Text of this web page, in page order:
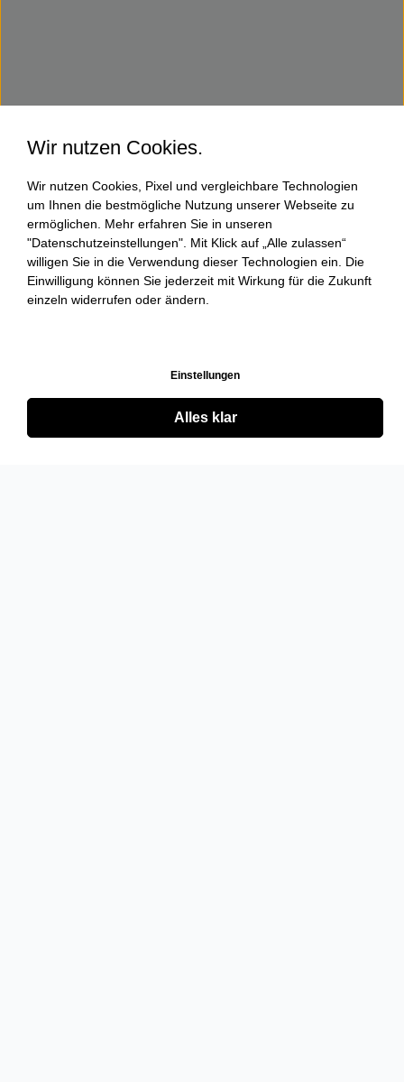
Wir nutzen Cookies.
Wir nutzen Cookies, Pixel und vergleichbare Technologien
um Ihnen die bestmögliche Nutzung unserer Webseite zu
ermöglichen. Mehr erfahren Sie in unseren
"Datenschutzeinstellungen". Mit Klick auf „Alle zulassen“
willigen Sie in die Verwendung dieser Technologien ein. Die
Einwilligung können Sie jederzeit mit Wirkung für die Zukunft
einzeln widerrufen oder ändern.
Einstellungen
Alles klar